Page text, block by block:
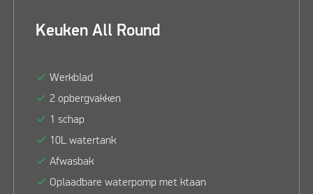
Keuken All Round
check Werkblad
check 2 opbergvakken
check 1 schap
check 10L watertank
check Afwasbak
check Oplaadbare waterpomp met ktaan